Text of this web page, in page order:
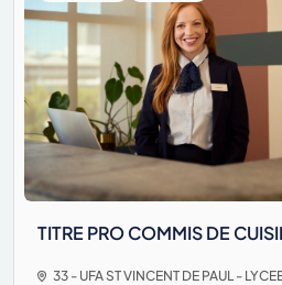
TITRE PRO COMMIS DE
33 - UFA ST VINCENT DE PAUL -